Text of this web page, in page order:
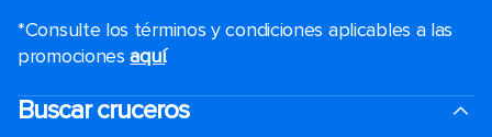
*Consulte los términos y condiciones aplicables a las
promocionesaquí.
Buscar cruceros